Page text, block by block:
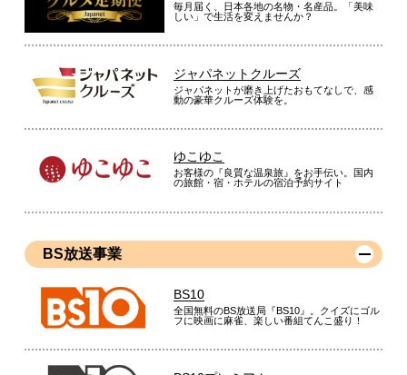
毎月届く、日本各地の名物・名産品。「美味
しい」で生活を変えませんか？
ジャパネットクルーズ
ジャパネットが磨き上げたおもてなしで、感
動の豪華クルーズ体験を。
ゆこゆこ
お客様の『良質な温泉旅』をお手伝い。国内
の旅館・宿・ホテルの宿泊予約サイト
BS放送事業
BS10
全国無料のBS放送局『BS10』。クイズにゴル
フに映画に麻雀、楽しい番組てんこ盛り！